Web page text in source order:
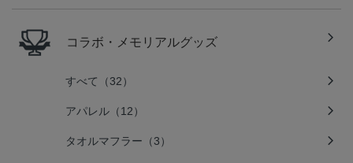
コラボ・メモリアルグッズ
すべて（32）
アパレル（12）
タオルマフラー（3）